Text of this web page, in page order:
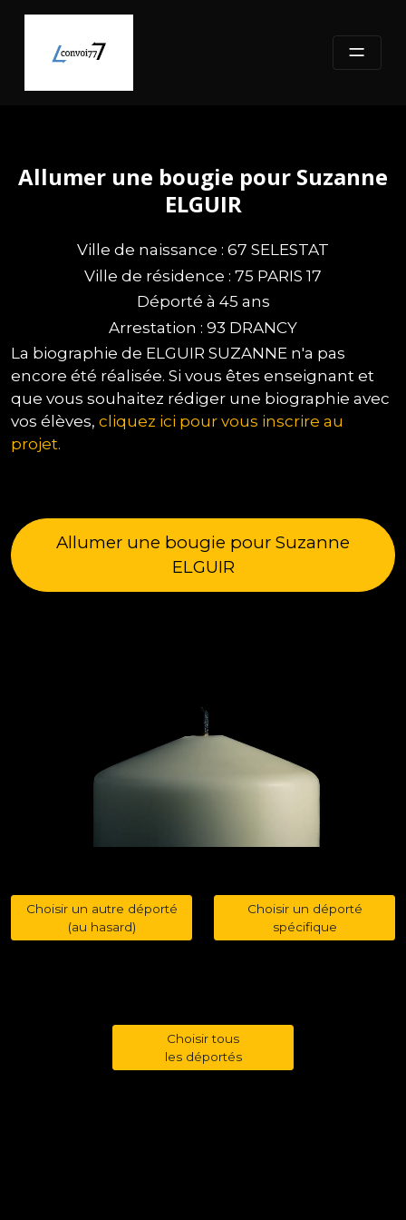
content
Allumer une bougie pour Suzanne
ELGUIR
Ville de naissance : 67 SELESTAT
Ville de résidence : 75 PARIS 17
Déporté à 45 ans
Arrestation : 93 DRANCY
La biographie de ELGUIR SUZANNE n'a pas
encore été réalisée. Si vous êtes enseignant et
que vous souhaitez rédiger une biographie avec
vos élèves, cliquez ici pour vous inscrire au
projet.
Allumer une bougie pour Suzanne
ELGUIR
Choisir un autre déporté
(au hasard)
Choisir un déporté
spécifique
Choisir tous
les déportés